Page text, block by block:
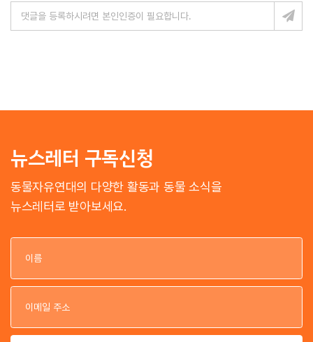
뉴스레터 구독신청
동물자유연대의 다양한 활동과 동물 소식을
뉴스레터로 받아보세요.
이
이